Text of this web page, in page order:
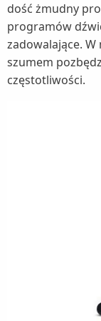
dość żmudny
programów
zadowalające.
szumem
częstotliwości.